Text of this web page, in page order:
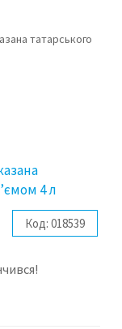
4 л
Код: 018539